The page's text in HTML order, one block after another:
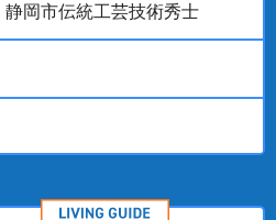
岡市伝統工芸技術秀士